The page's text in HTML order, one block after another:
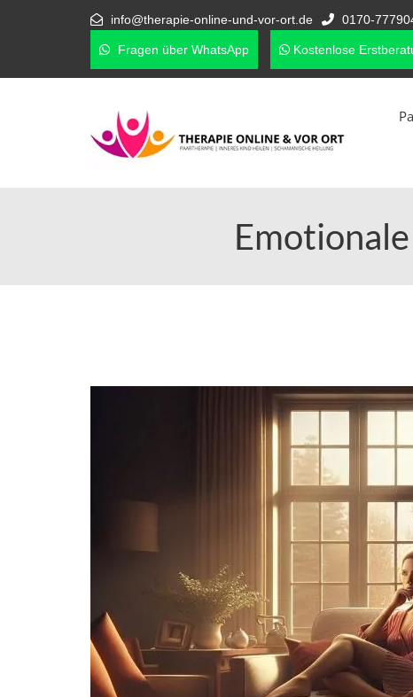
info@therapie-online-und-vor-ort.de 0170-
Fragen über WhatsApp Kostenlose